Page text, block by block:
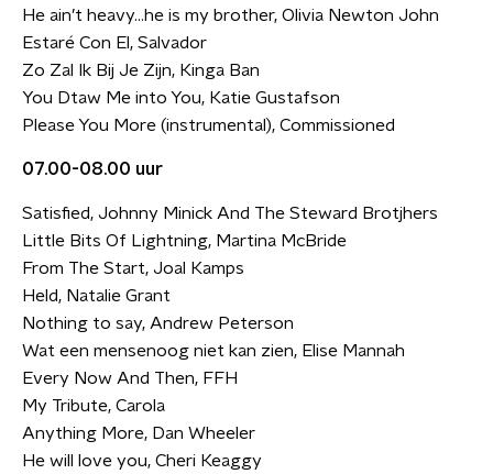
He ain’t heavy…he is my brother, Olivia Newton John
Estaré Con El, Salvador
Zo Zal Ik Bij Je Zijn, Kinga Ban
You Dtaw Me into You, Katie Gustafson
Please You More (instrumental), Commissioned
07.00-08.00 uur
Satisfied, Johnny Minick And The Steward Brotjhers
Little Bits Of Lightning, Martina McBride
From The Start, Joal Kamps
Held, Natalie Grant
Nothing to say, Andrew Peterson
Wat een mensenoog niet kan zien, Elise Mannah
Every Now And Then, FFH
My Tribute, Carola
Anything More, Dan Wheeler
He will love you, Cheri Keaggy